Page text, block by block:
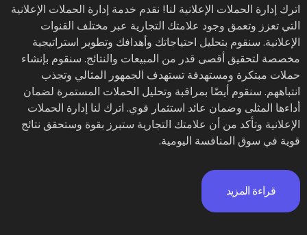
اترك إدارة الحملات الإعلانية لنا! نقدم خدمة إدارة الحملات الإعلانية
التي تعزز وتعمق وجود علامتك التجارية عبر مختلف القنوات
الإعلانية. سنقوم بتحليل احتياجاتك وأهدافك وتطوير استراتيجية
مخصصة لتحقيق أقصى قدر من المبيعات والنتائج. سنقوم بإنشاء
حملات مبتكرة ومستهدفة تستهدف الجمهور المثالي وتجذب
انتباههم. سنقوم أيضًا بمراقبة وتحليل الحملات المستمرة لضمان
أداءها المثلى وضمان عائد استثمار قوي. اترك لنا إدارة الحملات
الإعلانية وتأكد من أن علامتك التجارية ستبرز بقوة وستحقق نتائج
قوية في سوق المنافسة اليومية.
قراءة المزيد